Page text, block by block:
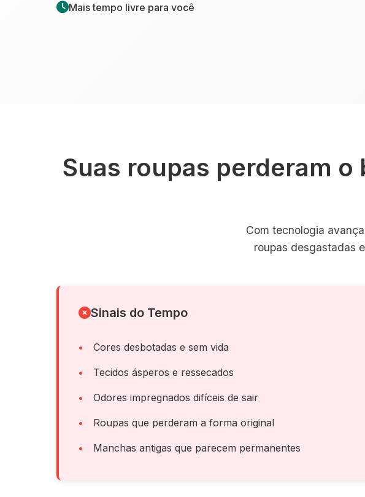
Mais tempo livre para você
Suas roupas perderam
Com tecnologia
roupas desgastadas
Sinais do Tempo
Cores desbotadas e sem vida
Tecidos ásperos e ressecados
Odores impregnados difíceis de sair
Roupas que perderam a forma original
Manchas antigas que parecem permanentes